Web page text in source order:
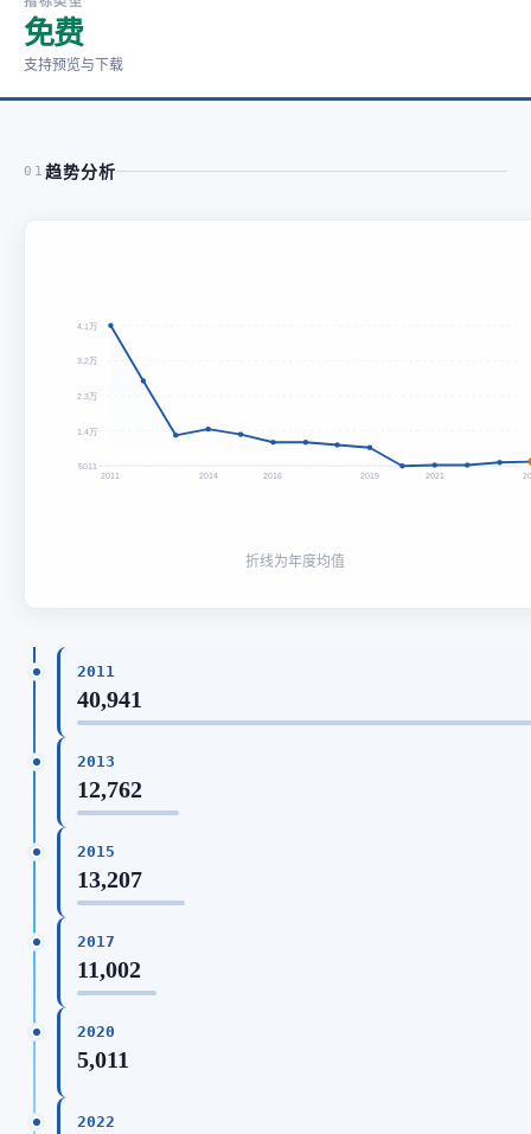
免费
支持预览与下载
01 趋势分析
4.1万
3.2万
2.3万
1.4万
5011
2011 2014 2016 2019 2021
折线为年度均值
2011
40,941
2013
12,762
2015
13,207
2017
11,002
2020
5,011
2022